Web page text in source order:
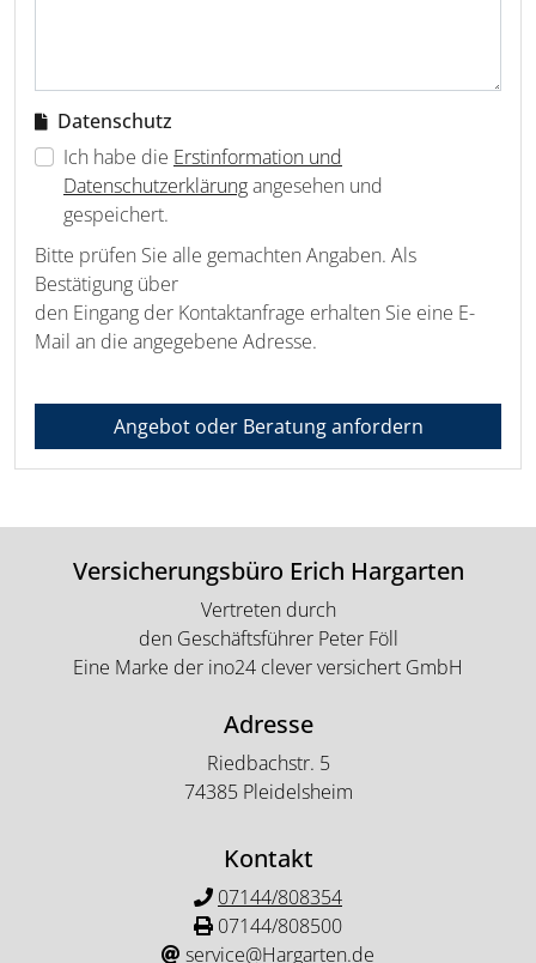
Datenschutz
Ich habe die Erstinformation und
Datenschutzerklärungangesehen und
gespeichert.
Bitte prüfen Sie alle gemachten Angaben. Als
Bestätigung über
den Eingang der Kontaktanfrage erhalten Sie eine E-
Mail an die angegebene Adresse.
Angebot oder Beratung anfordern
Versicherungsbüro Erich Hargarten
Vertreten durch
den Geschäftsführer Peter Föll
Eine Marke der ino24 clever versichert GmbH
Adresse
Riedbachstr. 5
74385 Pleidelsheim
Kontakt
07144/808354
07144/808500
service@Hargarten.de